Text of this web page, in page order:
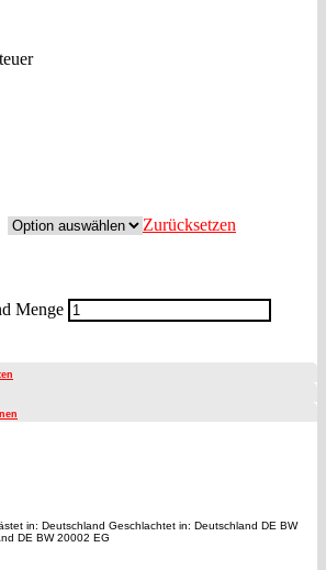
Zurücksetzen
Menge
in: Deutschland Geschlachtet in: Deutschland DE BW
DE BW 20002 EG